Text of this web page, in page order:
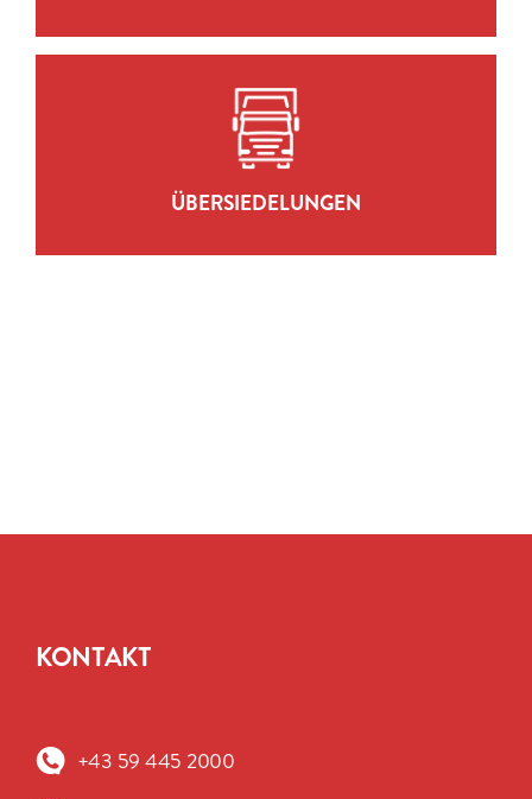
ÜBERSIEDELUNGEN
ÜBERSIEDELUNGEN
ZUR LEISTUNG
KONTAKT
+43 59 445 2000